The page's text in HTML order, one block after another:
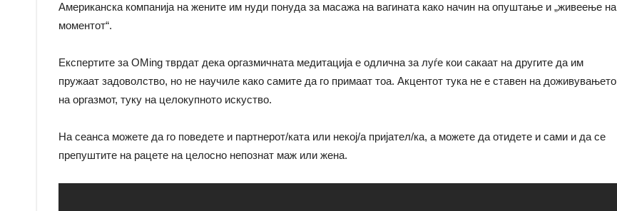
Американска компанија на жените им нуди понуда за масажа на вагината како начин на опуштање и „живеење на
моментот“.
Експертите за OMing тврдат дека оргазмичната медитација е одлична за луѓе кои сакаат на другите да им
пружаат задоволство, но не научиле како самите да го примаат тоа. Акцентот тука не е ставен на доживувањето
на оргазмот, туку на целокупното искуство.
На сеанса можете да го поведете и партнерот/ката или некој/а пријател/ка, а можете да отидете и сами и да се
препуштите на рацете на целосно непознат маж или жена.